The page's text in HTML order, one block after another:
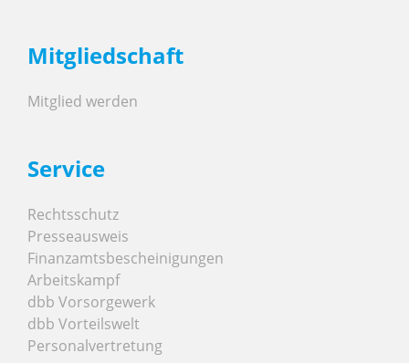
Mitgliedschaft
Mitglied werden
Service
Rechtsschutz
Presseausweis
Finanzamtsbescheinigungen
Arbeitskampf
dbb Vorsorgewerk
dbb Vorteilswelt
Personalvertretung